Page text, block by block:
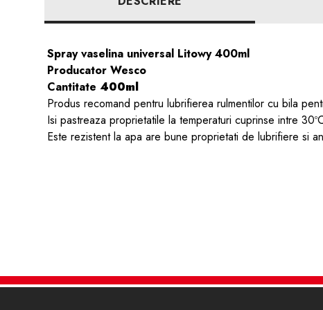
Spray vaselina universal Litowy 400ml
Producator Wesco
Cantitate 400ml
Produs recomand pentru lubrifierea rulmentilor cu bila
Isi pastreaza proprietatile la temperaturi cuprinse intre
Este rezistent la apa are bune proprietati de lubrifiere si